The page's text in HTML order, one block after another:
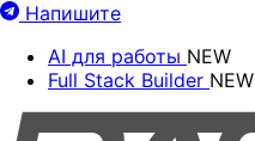
Напишите
AI для работы NEW
Full Stack Builder NEW